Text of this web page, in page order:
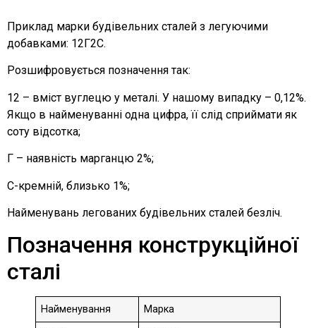
Приклад марки будівельних сталей з легуючими
добавками: 12Г2С.
Розшифровується позначення так:
12 – вміст вуглецю у металі. У нашому випадку – 0,12%.
Якщо в найменуванні одна цифра, її слід сприймати як
соту відсотка;
Г – наявність марганцю 2%;
С-кремній, близько 1%;
Найменувань легованих будівельних сталей безліч.
Позначення конструкційної
сталі
Найменування Марка